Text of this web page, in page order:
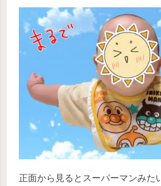
正面から見るとスーパーマンみた